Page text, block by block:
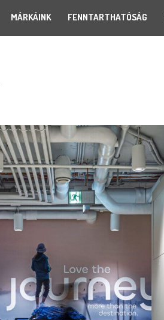
MÁRKÁINK FENNTARTHATÓSÁG